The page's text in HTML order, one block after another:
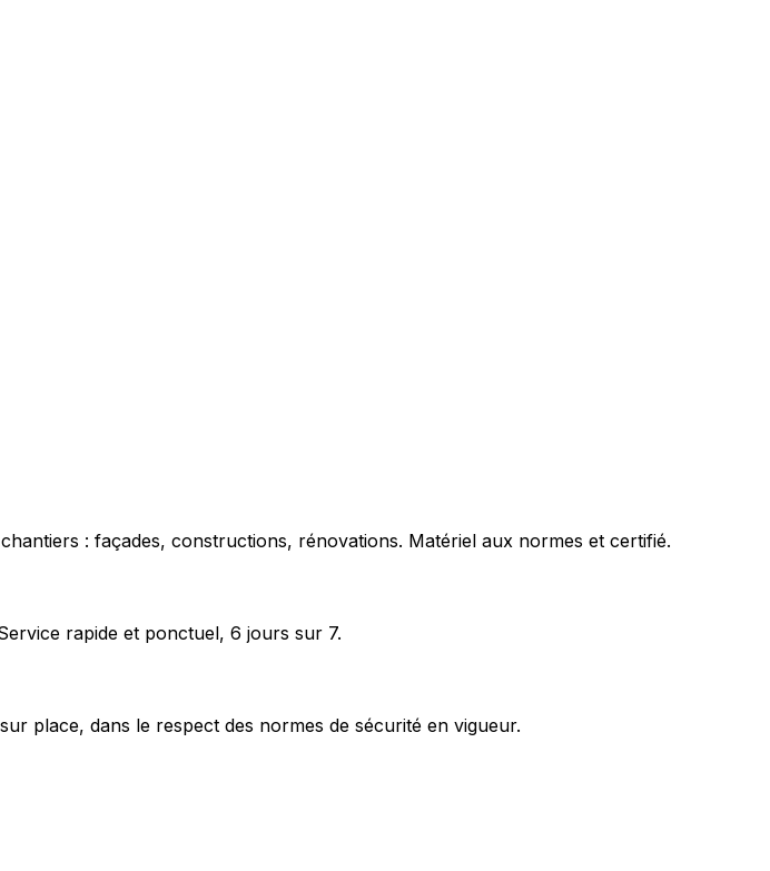
: façades, constructions, rénovations. Matériel aux normes et certifié.
rapide et ponctuel, 6 jours sur 7.
place, dans le respect des normes de sécurité en vigueur.